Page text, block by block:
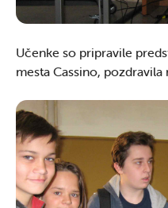
Učenke so pripravile
mesta Cassino, pozdravila